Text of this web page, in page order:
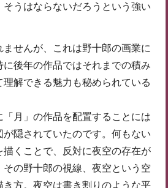
うはならないだろうという強い
せんが、これは野十郎の画業に
に後年の作品ではそれまでの積み
解できる魅力も秘められている
月」の作品を配置することには
が隠されていたのです。何もない
くことで、反対に夜空の存在が
の野十郎の視線、夜空という空
き方。夜空は書き割りのような平